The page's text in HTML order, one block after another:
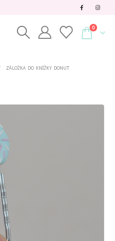
0
ZÁLOŽKA DO KNÍŽKY DONUT